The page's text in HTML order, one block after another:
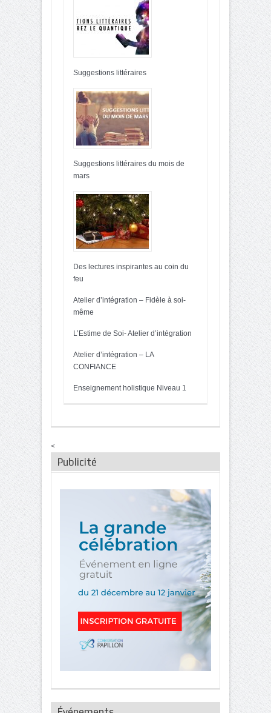
Suggestions littéraires
Suggestions littéraires du mois de
mars
Des lectures inspirantes au coin du
feu
Atelier d’intégration – Fidèle à soi-
même
L’Estime de Soi- Atelier d’intégration
Atelier d’intégration – LA
CONFIANCE
Enseignement holistique Niveau 1
<
Publicité